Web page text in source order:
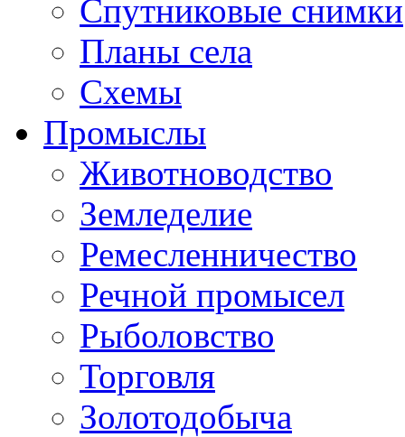
Спутниковые снимки
Планы села
Схемы
Промыслы
Животноводство
Земледелие
Ремесленничество
Речной промысел
Рыболовство
Торговля
Золотодобыча